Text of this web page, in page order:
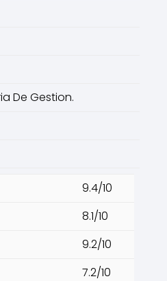
De Gestion.
9.4/10
8.1/10
9.2/10
7.2/10